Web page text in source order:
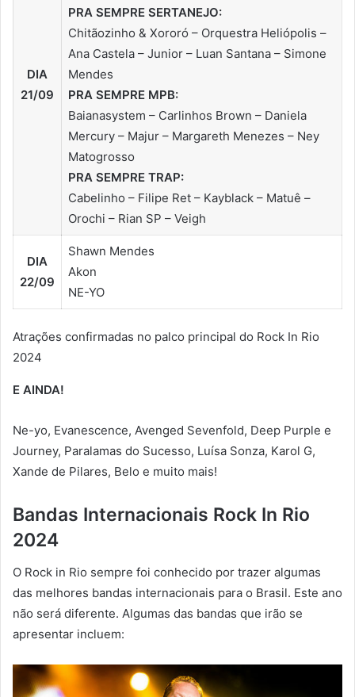
DIA
21/09
PRA SEMPRE SERTANEJO:
Chitãozinho & Xororó – Orquestra Heliópolis –
Ana Castela – Junior – Luan Santana – Simone
Mendes
PRA SEMPRE MPB:
Baianasystem – Carlinhos Brown – Daniela
Mercury – Majur – Margareth Menezes – Ney
Matogrosso
PRA SEMPRE TRAP:
Cabelinho – Filipe Ret – Kayblack – Matuê –
Orochi – Rian SP – Veigh
DIA
22/09
Shawn Mendes
Akon
NE-YO
Atrações confirmadas no palco principal do Rock In Rio
2024
E AINDA!
Ne-yo, Evanescence, Avenged Sevenfold, Deep Purple e
Journey, Paralamas do Sucesso, Luísa Sonza, Karol G,
Xande de Pilares, Belo e muito mais!
Bandas Internacionais Rock In Rio
2024
O Rock in Rio sempre foi conhecido por trazer algumas
das melhores bandas internacionais para o Brasil. Este ano
não será diferente. Algumas das bandas que irão se
apresentar incluem: